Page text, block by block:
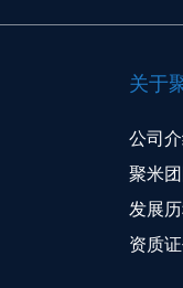
关于
公司
聚米
发展
资质